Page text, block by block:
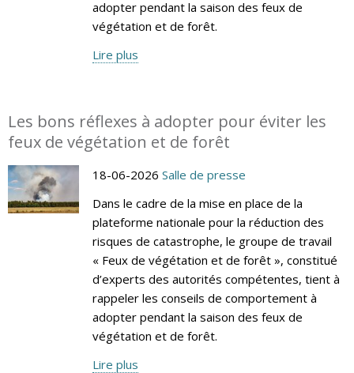
adopter pendant la saison des feux de
végétation et de forêt.
Lire plus
Les bons réflexes à adopter pour éviter les
feux de végétation et de forêt
18-06-2026 Salle de presse
Dans le cadre de la mise en place de la
plateforme nationale pour la réduction des
risques de catastrophe, le groupe de travail
« Feux de végétation et de forêt », constitué
d’experts des autorités compétentes, tient à
rappeler les conseils de comportement à
adopter pendant la saison des feux de
végétation et de forêt.
Lire plus